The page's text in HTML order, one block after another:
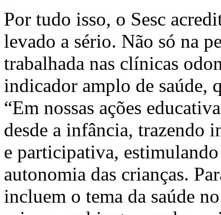
Por tudo isso, o Sesc
levado a sério. Não só na
trabalhada nas clínicas
indicador amplo de saúde,
“Em nossas ações
desde a infância, trazendo
e participativa,
autonomia das crianças.
incluem o tema da saúde